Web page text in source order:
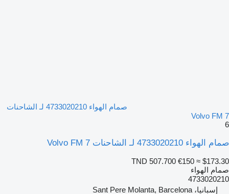
صمام الهواء 4733020210 لـ الشاحنات
Volvo FM 7
6
صمام الهواء 4733020210 لـ الشاحنات Volvo FM 7
TND 507.700 €150 ≈ $173.30
صمام الهواء
4733020210
إسبانيا، Sant Pere Molanta, Barcelona